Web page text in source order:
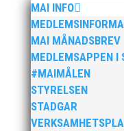
MAI INFO
MAI MÅNADSBREV
MEDLEMSAPPEN I
#MAIMÅLEN
STYRELSEN
STADGAR
Klubbchef – Malmö
Vill du vara med
utveckling i en av
– MAI – söker en
relationsbyggande